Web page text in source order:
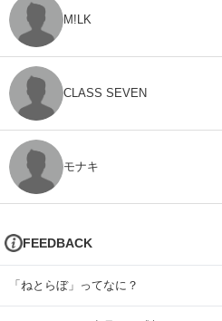
M!LK
CLASS SEVEN
モナキ
FEEDBACK
「ねとらぼ」ってなに？